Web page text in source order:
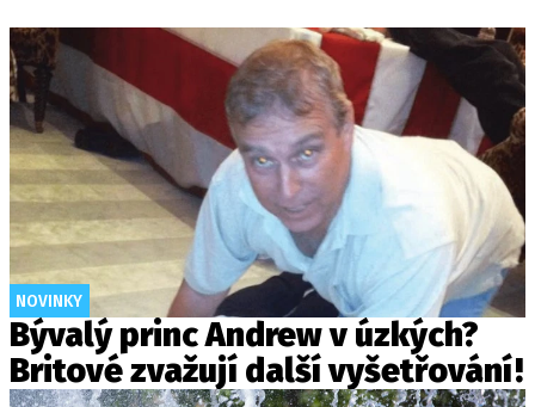
NOVINKY
Bývalý princ Andrew v úzkých?
Britové zvažují další vyšetřování!